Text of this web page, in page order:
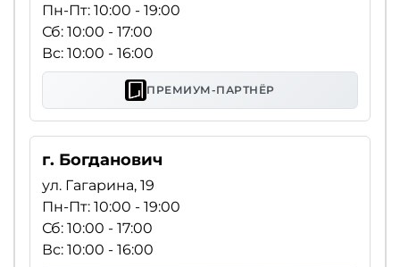
Пн-Пт: 10:00 - 19:00
Сб: 10:00 - 17:00
Вс: 10:00 - 16:00
ПРЕМИУМ-ПАРТНЁР
г. Богданович
ул. Гагарина, 19
Пн-Пт: 10:00 - 19:00
Сб: 10:00 - 17:00
Вс: 10:00 - 16:00